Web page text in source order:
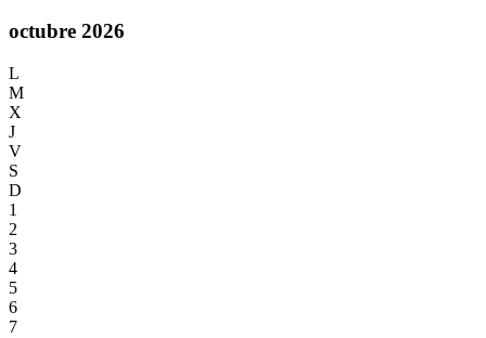
octubre 2026
L
M
X
J
V
S
D
1
2
3
4
5
6
7